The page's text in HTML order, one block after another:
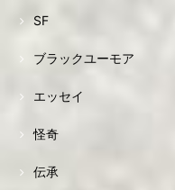
SF
ブラックユーモア
エッセイ
怪奇
伝承